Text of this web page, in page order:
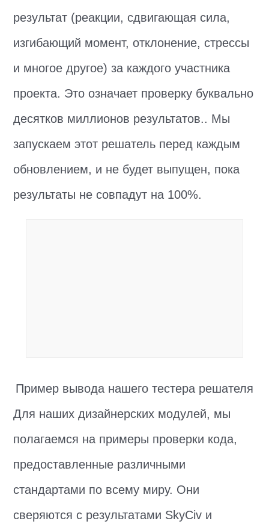
результат (реакции, сдвигающая сила,
изгибающий момент, отклонение, стрессы
и многое другое) за каждого участника
проекта. Это означает проверку буквально
десятков миллионов результатов.. Мы
запускаем этот решатель перед каждым
обновлением, и не будет выпущен, пока
результаты не совпадут на 100%.
Пример вывода нашего тестера решателя
Для наших дизайнерских модулей, мы
полагаемся на примеры проверки кода,
предоставленные различными
стандартами по всему миру. Они
сверяются с результатами SkyCiv и